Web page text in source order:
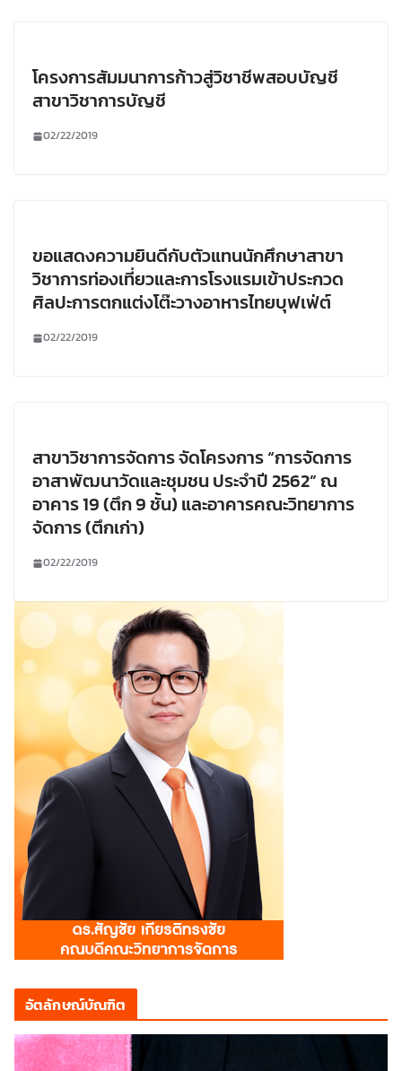
โครงการสัมมนาการก้าวสู่วิชาชีพสอบบัญชี
สาขาวิชาการบัญชี
02/22/2019
ขอแสดงความยินดีกับตัวแทนนักศึกษาสาขา
วิชาการท่องเที่ยวและการโรงแรมเข้าประกวด
ศิลปะการตกแต่งโต๊ะวางอาหารไทยบุฟเฟ่ต์
02/22/2019
สาขาวิชาการจัดการ จัดโครงการ “การจัดการ
อาสาพัฒนาวัดและชุมชน ประจำปี 2562” ณ
อาคาร 19 (ตึก 9 ชั้น) และอาคารคณะวิทยาการ
จัดการ (ตึกเก่า)
02/22/2019
อัตลักษณ์บัณฑิต